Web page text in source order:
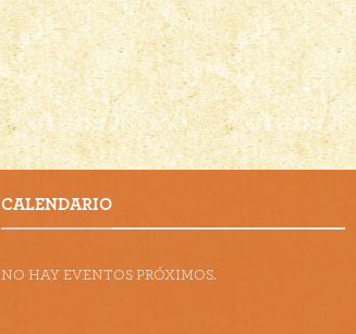
CALENDARIO
NO HAY EVENTOS PRÓXIMOS.